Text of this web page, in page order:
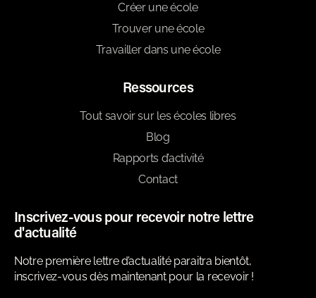
Créer une école
Trouver une école
Travailler dans une école
Ressources
Tout savoir sur les écoles libres
Blog
Rapports d’activité
Contact
Inscrivez-vous pour recevoir notre lettre
d'actualité
Notre première lettre d’actualité paraitra bientôt,
inscrivez-vous dès maintenant pour la recevoir !